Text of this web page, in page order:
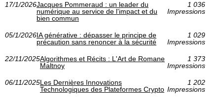
17/1/2026Jacques Pommeraud : un leader du
numérique au service de l’impact et du
bien commun
1 036
Impressions
05/1/2026IA générative : dépasser le principe de
précaution sans renoncer à la sécurité
1 029
Impressions
22/11/2025Algorithmes et Récits : L'Art de Romane
Maltnoy
1 373
Impressions
06/11/2025Les Dernières Innovations
Technologiques des Plateformes Crypto
1 202
Impressions